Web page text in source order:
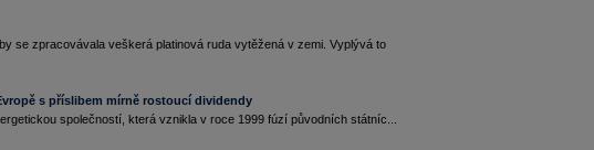
se zpracovávala veškerá platinová ruda vytěžená v zemi. Vyplývá to
s příslibem mírně rostoucí dividendy
společností, která vznikla v roce 1999 fúzí původních státníc...